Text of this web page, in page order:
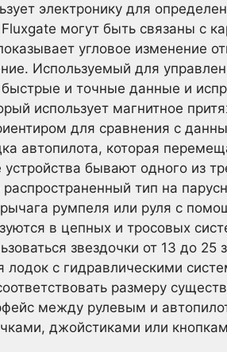
электронику для
могут быть связаны с
угловое изменение
Используемый для
быстрые и точные данные и
использует магнитное
для сравнения с
автопилота, которая
бывают одного из
тип на
румпеля или руля с
в цепных и тросовых
звездочки от 13 до 25
лодок с гидравлическими
размеру
между рулевым и
джойстиками или